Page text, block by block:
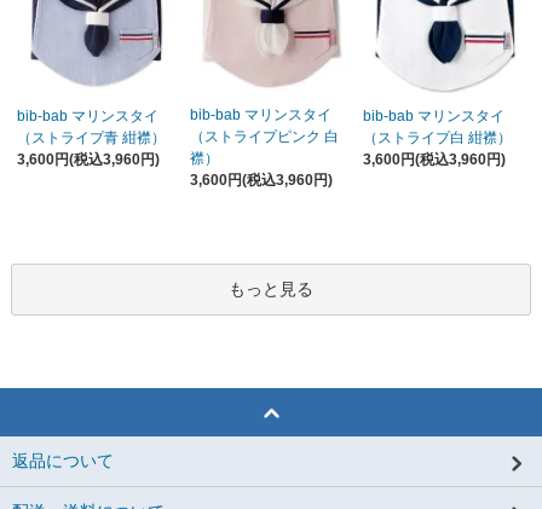
bib-bab マリンスタイ
（ストライプ青 紺襟）
3,600円(税込3,960円)
bib-bab マリンスタイ
（ストライプピンク 白
襟）
3,600円(税込3,960円)
bib-bab マリンスタイ
（ストライプ白 紺襟）
3,600円(税込3,960円)
もっと見る
返品について